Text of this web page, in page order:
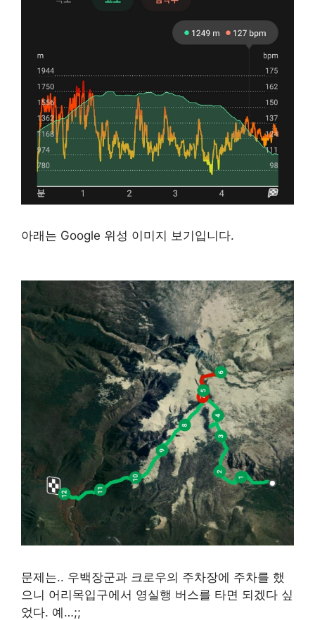
아래는 Google 위성 이미지 보기입니다.
문제는.. 우백장군과 크로우의 주차장에 주차를 했
으니 어리목입구에서 영실행 버스를 타면 되겠다 싶
었다. 예…;;